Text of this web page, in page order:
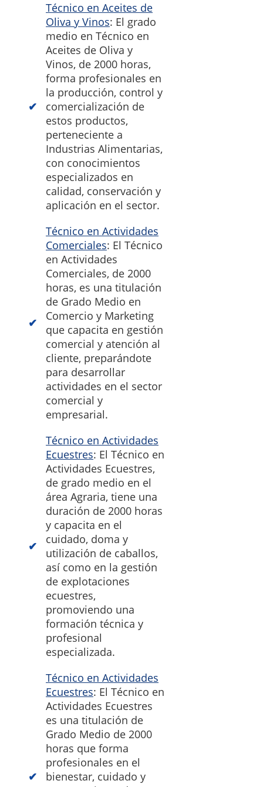
Técnico en Aceites de
Oliva y Vinos: El grado
medio en Técnico en
Aceites de Oliva y
Vinos, de 2000 horas,
forma profesionales en
la producción, control y
comercialización de
estos productos,
perteneciente a
Industrias Alimentarias,
con conocimientos
especializados en
calidad, conservación y
aplicación en el sector.
Técnico en Actividades
Comerciales: El Técnico
en Actividades
Comerciales, de 2000
horas, es una titulación
de Grado Medio en
Comercio y Marketing
que capacita en gestión
comercial y atención al
cliente, preparándote
para desarrollar
actividades en el sector
comercial y
empresarial.
Técnico en Actividades
Ecuestres: El Técnico en
Actividades Ecuestres,
de grado medio en el
área Agraria, tiene una
duración de 2000 horas
y capacita en el
cuidado, doma y
utilización de caballos,
así como en la gestión
de explotaciones
ecuestres,
promoviendo una
formación técnica y
profesional
especializada.
Técnico en Actividades
Ecuestres: El Técnico en
Actividades Ecuestres
es una titulación de
Grado Medio de 2000
horas que forma
profesionales en el
bienestar, cuidado y